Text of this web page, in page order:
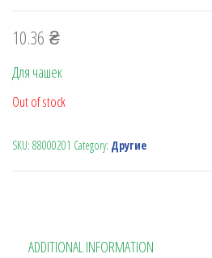
10.36 ₴
Для чашек
Out of stock
SKU: 88000201 Category: Другие
ADDITIONAL INFORMATION